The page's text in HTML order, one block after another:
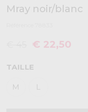
Mray noir/blanc
€ 22,50
TAILLE
M L